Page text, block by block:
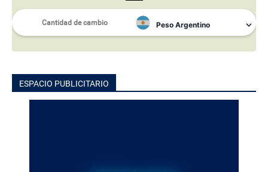
ESPACIO PUBLICITARIO